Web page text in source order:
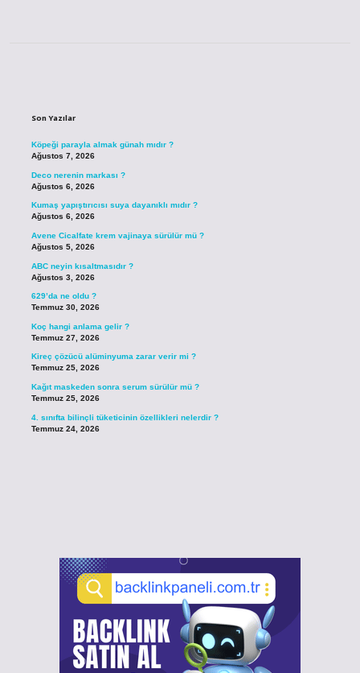
Son Yazılar
Köpeği parayla almak günah mıdır ?
Ağustos 7, 2026
Deco nerenin markası ?
Ağustos 6, 2026
Kumaş yapıştırıcısı suya dayanıklı mıdır ?
Ağustos 6, 2026
Avene Cicalfate krem vajinaya sürülür mü ?
Ağustos 5, 2026
ABC neyin kısaltmasıdır ?
Ağustos 3, 2026
629’da ne oldu ?
Temmuz 30, 2026
Koç hangi anlama gelir ?
Temmuz 27, 2026
Kireç çözücü alüminyuma zarar verir mi ?
Temmuz 25, 2026
Kağıt maskeden sonra serum sürülür mü ?
Temmuz 25, 2026
4. sınıfta bilinçli tüketicinin özellikleri nelerdir ?
Temmuz 24, 2026